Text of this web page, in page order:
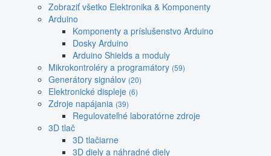
Zobraziť všetko Elektronika & Komponenty
Arduino
Komponenty a príslušenstvo Arduino
Dosky Arduino
Arduino Shields a moduly
Mikrokontroléry a programátory (59)
Generátory signálov (20)
Elektronické displeje (6)
Zdroje napájania (39)
Regulovateľné laboratórne zdroje
3D tlač
3D tlačiarne
3D diely a náhradné diely